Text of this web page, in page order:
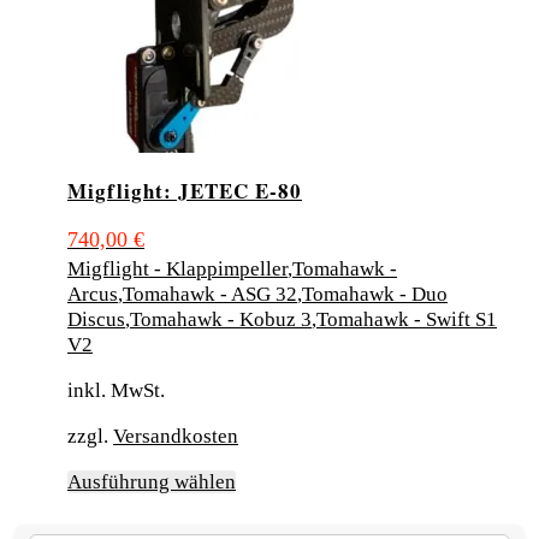
gewählt
werden
Migflight: JETEC E-80
740,00 €
Migflight - Klappimpeller,Tomahawk -
Arcus,Tomahawk - ASG 32,Tomahawk - Duo
Discus,Tomahawk - Kobuz 3,Tomahawk - Swift S1
V2
inkl. MwSt.
zzgl. Versandkosten
Ausführung wählen
weist